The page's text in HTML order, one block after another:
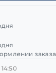
заказа